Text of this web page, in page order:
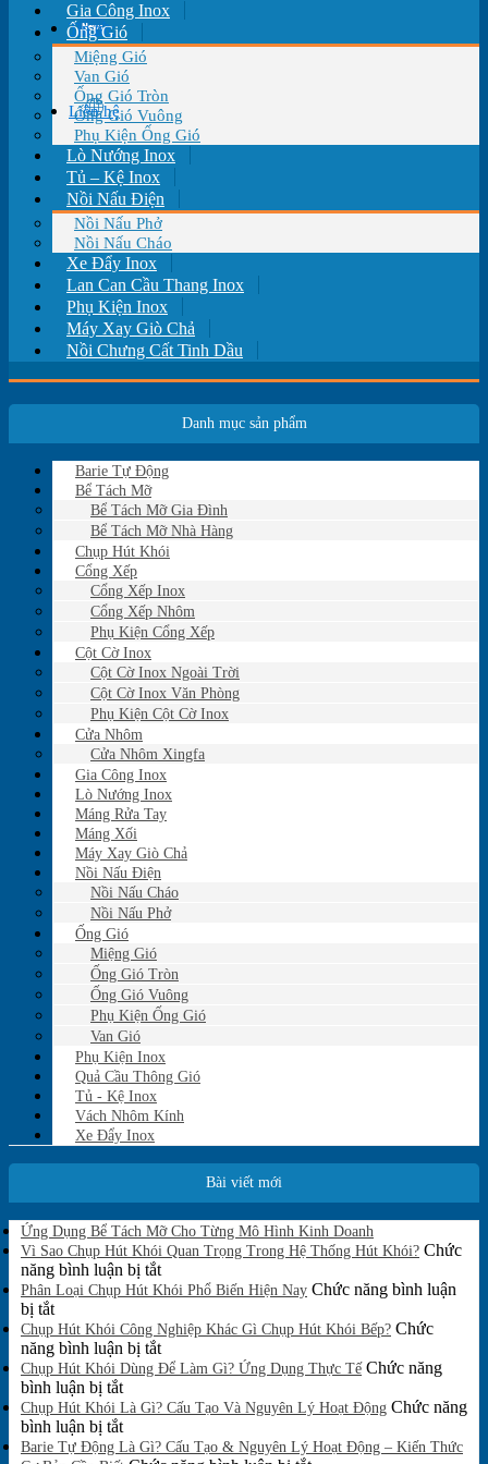
Tin tức
Liên hệ
Gia Công Inox
Ống Gió
Miệng Gió
Van Gió
Ống Gió Tròn
Ống Gió Vuông
Phụ Kiện Ống Gió
Lò Nướng Inox
Tủ – Kệ Inox
Nồi Nấu Điện
Nồi Nấu Phở
Nồi Nấu Cháo
Xe Đẩy Inox
Lan Can Cầu Thang Inox
Phụ Kiện Inox
Máy Xay Giò Chả
Nồi Chưng Cất Tinh Dầu
Danh mục sản phẩm
Barie Tự Động
Bể Tách Mỡ
Bể Tách Mỡ Gia Đình
Bể Tách Mỡ Nhà Hàng
Chụp Hút Khói
Cổng Xếp
Cổng Xếp Inox
Cổng Xếp Nhôm
Phụ Kiện Cổng Xếp
Cột Cờ Inox
Cột Cờ Inox Ngoài Trời
Cột Cờ Inox Văn Phòng
Phụ Kiện Cột Cờ Inox
Cửa Nhôm
Cửa Nhôm Xingfa
Gia Công Inox
Lò Nướng Inox
Máng Rửa Tay
Máng Xối
Máy Xay Giò Chả
Nồi Nấu Điện
Nồi Nấu Cháo
Nồi Nấu Phở
Ống Gió
Miệng Gió
Ống Gió Tròn
Ống Gió Vuông
Phụ Kiện Ống Gió
Van Gió
Phụ Kiện Inox
Quả Cầu Thông Gió
Tủ - Kệ Inox
Vách Nhôm Kính
Xe Đẩy Inox
Bài viết mới
Ứng Dụng Bể Tách Mỡ Cho Từng Mô Hình Kinh Doanh
có
bình
luận
ở
Dụng
Tách
Cho
Từng
Hình
Vì Sao Chụp Hút Khói Quan Trọng Trong Hệ Thống Hút Khói? Chức
năng bình luận bị tắtở
Vì
Chụp
Hút
Khói
Trọng
Hệ
Phân Loại Chụp Hút Khói Phổ Biến Hiện Nay Chức năng bình luận
bị tắtở
Phân
Loại
Chụp
Hút
Khói
Phổ
Biến
Chụp Hút Khói Công Nghiệp Khác Gì Chụp Hút Khói Bếp? Chức
năng bình luận bị tắtở
Chụp
Khói
Nghiệp
Chụp Hút Khói Dùng Để Làm Gì? Ứng Dụng Thực Tế Chức năng
bình luận bị tắtở
Chụp
Hút
Khói
Chụp Hút Khói Là Gì? Cấu Tạo Và Nguyên Lý Hoạt Động Chức năng
bình luận bị tắtở
Chụp
Barie Tự Động Là Gì? Cấu Tạo & Nguyên Lý Hoạt Động – Kiến Thức